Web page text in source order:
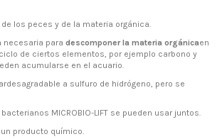
los peces y de la materia orgánica.
necesaria para descomponer la materia orgánicaen
de ciertos elementos, por ejemplo carbono y
acumularse en el acuario.
a sulfuro de hidrógeno, pero se
MICROBIO-LIFT se pueden usar juntos.
producto químico.